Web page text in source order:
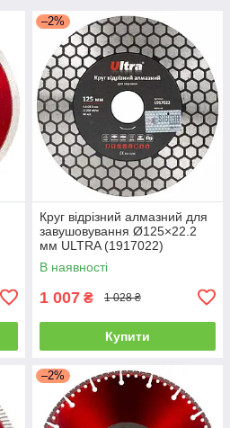
–2%
Круг відрізний алмазний для
завушовування Ø125×22.2
мм ULTRA (1917022)
В наявності
1 007 ₴ 1 028 ₴
Купити
–2%